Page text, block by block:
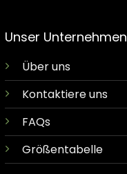
Unser Unternehmen
Über uns
Kontaktiere uns
FAQs
Größentabelle